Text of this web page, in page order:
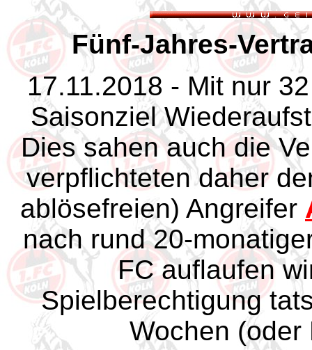
Fünf-Jahres-
17.11.2018 - Mit nur
Saisonziel
Dies sahen auch die
verpflichteten daher
ablösefreien) Angreifer
nach rund 20-
FC auflaufen
Spielberechtigung
Wochen (oder